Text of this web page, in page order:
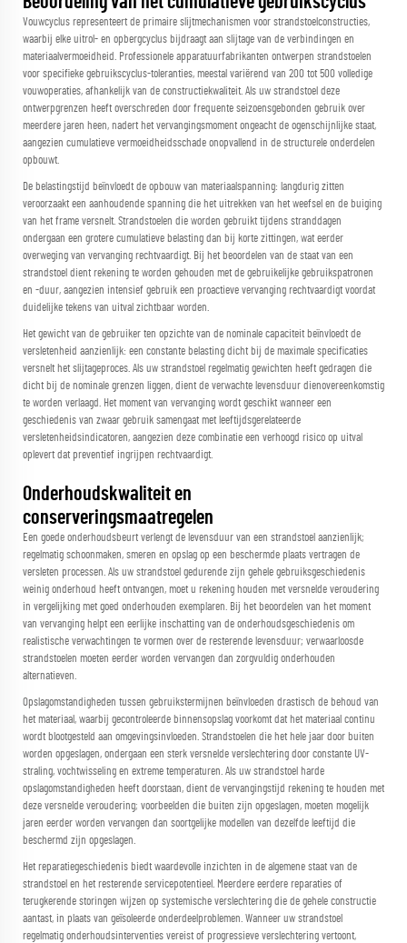
Vouwcyclus representeert de primaire slijtmechanismen voor strandstoelconstructies,
waarbij elke uitrol- en opbergcyclus bijdraagt aan slijtage van de verbindingen en
materiaalvermoeidheid. Professionele apparatuurfabrikanten ontwerpen strandstoelen
voor specifieke gebruikscyclus-toleranties, meestal variërend van 200 tot 500 volledige
vouwoperaties, afhankelijk van de constructiekwaliteit. Als uw strandstoel deze
ontwerpgrenzen heeft overschreden door frequente seizoensgebonden gebruik over
meerdere jaren heen, nadert het vervangingsmoment ongeacht de ogenschijnlijke staat,
aangezien cumulatieve vermoeidheidsschade onopvallend in de structurele onderdelen
opbouwt.
De belastingstijd beïnvloedt de opbouw van materiaalspanning: langdurig zitten
veroorzaakt een aanhoudende spanning die het uitrekken van het weefsel en de buiging
van het frame versnelt. Strandstoelen die worden gebruikt tijdens stranddagen
ondergaan een grotere cumulatieve belasting dan bij korte zittingen, wat eerder
overweging van vervanging rechtvaardigt. Bij het beoordelen van de staat van een
strandstoel dient rekening te worden gehouden met de gebruikelijke gebruikspatronen
en -duur, aangezien intensief gebruik een proactieve vervanging rechtvaardigt voordat
duidelijke tekens van uitval zichtbaar worden.
Het gewicht van de gebruiker ten opzichte van de nominale capaciteit beïnvloedt de
versletenheid aanzienlijk: een constante belasting dicht bij de maximale specificaties
versnelt het slijtageproces. Als uw strandstoel regelmatig gewichten heeft gedragen die
dicht bij de nominale grenzen liggen, dient de verwachte levensduur dienovereenkomstig
te worden verlaagd. Het moment van vervanging wordt geschikt wanneer een
geschiedenis van zwaar gebruik samengaat met leeftijdsgerelateerde
versletenheidsindicatoren, aangezien deze combinatie een verhoogd risico op uitval
oplevert dat preventief ingrijpen rechtvaardigt.
Onderhoudskwaliteit en
conserveringsmaatregelen
Een goede onderhoudsbeurt verlengt de levensduur van een strandstoel aanzienlijk;
regelmatig schoonmaken, smeren en opslag op een beschermde plaats vertragen de
versleten processen. Als uw strandstoel gedurende zijn gehele gebruiksgeschiedenis
weinig onderhoud heeft ontvangen, moet u rekening houden met versnelde veroudering
in vergelijking met goed onderhouden exemplaren. Bij het beoordelen van het moment
van vervanging helpt een eerlijke inschatting van de onderhoudsgeschiedenis om
realistische verwachtingen te vormen over de resterende levensduur; verwaarloosde
strandstoelen moeten eerder worden vervangen dan zorgvuldig onderhouden
alternatieven.
Opslagomstandigheden tussen gebruikstermijnen beïnvloeden drastisch de behoud van
het materiaal, waarbij gecontroleerde binnensopslag voorkomt dat het materiaal continu
wordt blootgesteld aan omgevingsinvloeden. Strandstoelen die het hele jaar door buiten
worden opgeslagen, ondergaan een sterk versnelde verslechtering door constante UV-
straling, vochtwisseling en extreme temperaturen. Als uw strandstoel harde
opslagomstandigheden heeft doorstaan, dient de vervangingstijd rekening te houden met
deze versnelde veroudering; voorbeelden die buiten zijn opgeslagen, moeten mogelijk
jaren eerder worden vervangen dan soortgelijke modellen van dezelfde leeftijd die
beschermd zijn opgeslagen.
Het reparatiegeschiedenis biedt waardevolle inzichten in de algemene staat van de
strandstoel en het resterende servicepotentieel. Meerdere eerdere reparaties of
terugkerende storingen wijzen op systemische verslechtering die de gehele constructie
aantast, in plaats van geïsoleerde onderdeelproblemen. Wanneer uw strandstoel
regelmatig onderhoudsinterventies vereist of progressieve verslechtering vertoont,